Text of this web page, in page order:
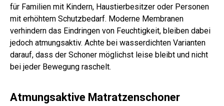
für Familien mit Kindern, Haustierbesitzer oder Personen
mit erhöhtem Schutzbedarf. Moderne Membranen
verhindern das Eindringen von Feuchtigkeit, bleiben dabei
jedoch atmungsaktiv. Achte bei wasserdichten Varianten
darauf, dass der Schoner möglichst leise bleibt und nicht
bei jeder Bewegung raschelt.
Atmungsaktive Matratzenschoner